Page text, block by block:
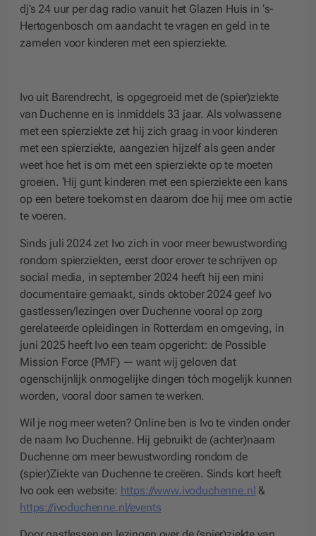
dj’s 24 uur per dag radio vanuit het Glazen Huis in ‘s-
Hertogenbosch om aandacht te vragen en geld in te
zamelen voor kinderen met een spierziekte.
Ivo uit Barendrecht, is opgegroeid met de (spier)ziekte
van Duchenne en is inmiddels 33 jaar. Als volwassene
met een spierziekte zet hij zich graag in voor kinderen
met een spierziekte, aangezien hijzelf als geen ander
weet hoe het is om met een spierziekte op te moeten
groeien. ‘Hij gunt kinderen met een spierziekte een kans
op een betere toekomst en daarom doe hij mee om actie
te voeren.
Sinds juli 2024 zet Ivo zich in voor meer bewustwording
rondom spierziekten, eerst door erover te schrijven op
social media, in september 2024 heeft hij een mini
documentaire gemaakt, sinds oktober 2024 geef Ivo
gastlessen/lezingen over Duchenne vooral op zorg
gerelateerde opleidingen in Rotterdam en omgeving, in
juni 2025 heeft Ivo een team opgericht: de Possible
Mission Force (PMF) — want wij geloven dat
ogenschijnlijk onmogelijke dingen tóch mogelijk kunnen
worden, vooral door samen te werken.
Wil je nog meer weten? Online ben is Ivo te vinden onder
de naam Ivo Duchenne. Hij gebruikt de (achter)naam
Duchenne om meer bewustwording rondom de
(spier)Ziekte van Duchenne te creëren. Sinds kort heeft
Ivo ook een website: https://www.ivoduchenne.nl &
https://ivoduchenne.nl/events